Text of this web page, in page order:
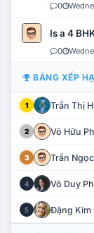
0
Is a 4
0
BẢNG XẾP
1 Trần Thị
2 Võ Hữu
3 Trần
4 Võ Duy
5 Đặng Kim